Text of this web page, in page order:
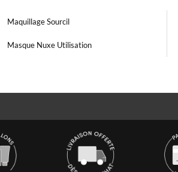
Maquillage Sourcil
Masque Nuxe Utilisation